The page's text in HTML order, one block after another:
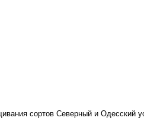
сортов Северный и Одесский